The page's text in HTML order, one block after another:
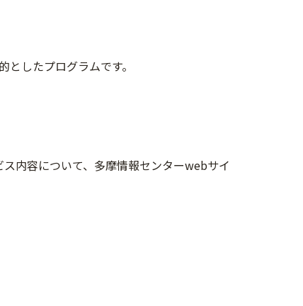
したプログラムです。
内容について、多摩情報センターwebサイ